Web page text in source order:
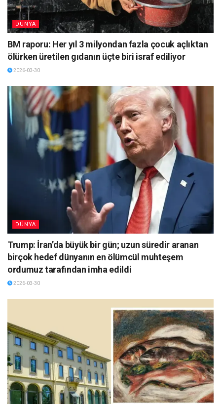
DÜNYA
BM raporu: Her yıl 3 milyondan fazla çocuk açlıktan
ölürken üretilen gıdanın üçte biri israf ediliyor
2026-03-30
DÜNYA
Trump: İran’da büyük bir gün; uzun süredir aranan
birçok hedef dünyanın en ölümcül muhteşem
ordumuz tarafından imha edildi
2026-03-30